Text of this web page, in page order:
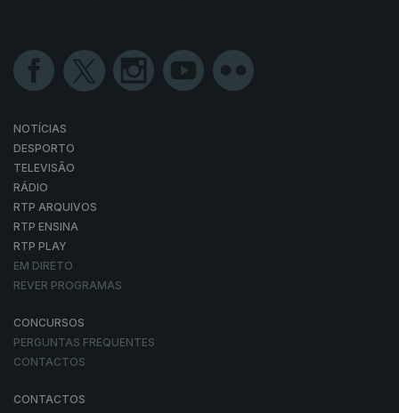
NOTÍCIAS
DESPORTO
TELEVISÃO
RÁDIO
RTP ARQUIVOS
RTP ENSINA
RTP PLAY
EM DIRETO
REVER PROGRAMAS
CONCURSOS
PERGUNTAS FREQUENTES
CONTACTOS
CONTACTOS